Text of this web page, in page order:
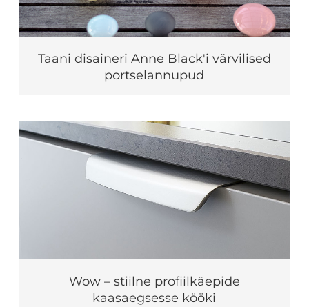
Taani disaineri Anne Black'i värvilised
portselannupud
Wow – stiilne profiilkäepide
kaasaegsesse kööki